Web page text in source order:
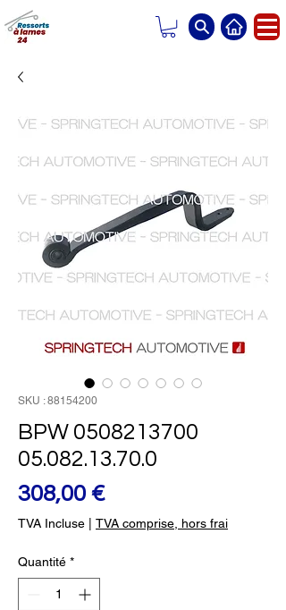
SKU : 88154200
BPW 0508213700
05.082.13.70.0
308,00 €Prix
TVA Incluse TVA comprise, hors frai
Quantité *